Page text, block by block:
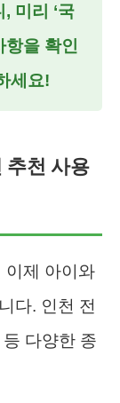
미리 ‘국
항을 확인
세요!
추천 사용
이제 아이와
다. 인천 전
다양한 종